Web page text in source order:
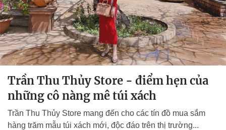
Trần Thu Thủy Store - điểm hẹn của
những cô nàng mê túi xách
Trần Thu Thủy Store mang đến cho các tín đồ mua sắm
hàng trăm mẫu túi xách mới, độc đáo trên thị trường...